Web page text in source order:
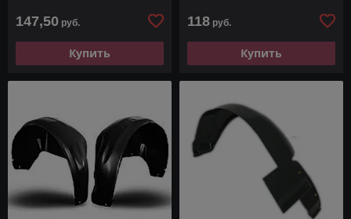
147,50 руб.
Купить
118 руб.
Купить